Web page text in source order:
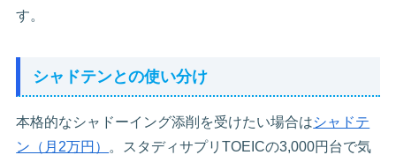
す。
シャドテンとの使い分け
本格的なシャドーイング添削を受けたい場合はシャドテ
ン（月2万円）
。スタディサプリTOEICの3,000円台で気